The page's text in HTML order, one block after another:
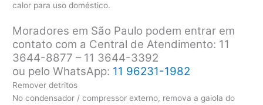
calor para uso doméstico.
Moradores em São Paulo podem entrar em
contato com a Central de Atendimento: 11
3644-8877 – 11 3644-3392
ou pelo WhatsApp: 11 96231-1982
Remover detritos
No condensador / compressor externo, remova a gaiola do